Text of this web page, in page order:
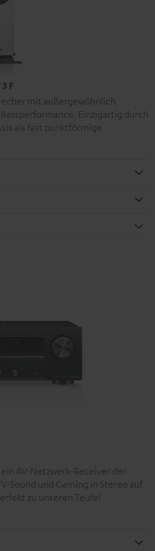
F
mit außergewöhnlich
Einzigartig durch
als fast punktförmige
AV-Netzwerk-Receiver der
Sound und Gaming in Stereo auf
zu unseren Teufel